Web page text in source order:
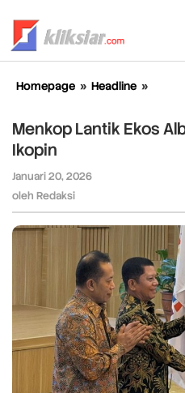
konten
Homepage » Headline »
Ekos
Albar
Menkop Lantik Ekos
Ikopin
Januari 20, 2026
oleh Redaksi